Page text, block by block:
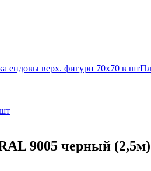
ендовы верх. фигурн 70x70 в шт
9005 черный (2,5м)